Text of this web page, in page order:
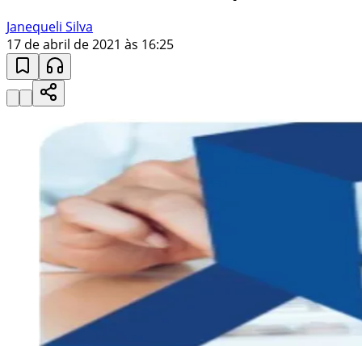
Janequeli Silva
17 de abril de 2021 às 16:25